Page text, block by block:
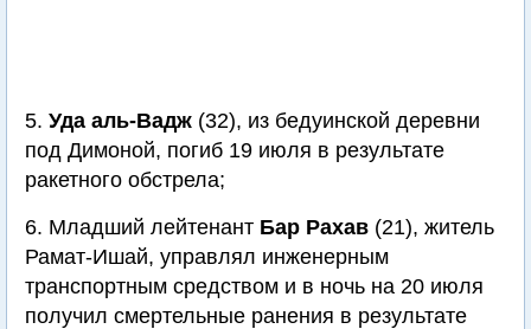
5. Уда аль-Вадж (32), из бедуинской деревни
под Димоной, погиб 19 июля в результате
ракетного обстрела;
6. Младший лейтенант Бар Рахав (21), житель
Рамат-Ишай, управлял инженерным
транспортным средством и в ночь на 20 июля
получил смертельные ранения в результате